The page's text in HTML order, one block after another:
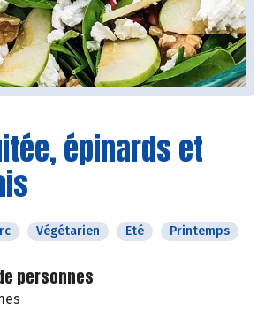
épinards et
Végétarien Eté Printemps
personnes